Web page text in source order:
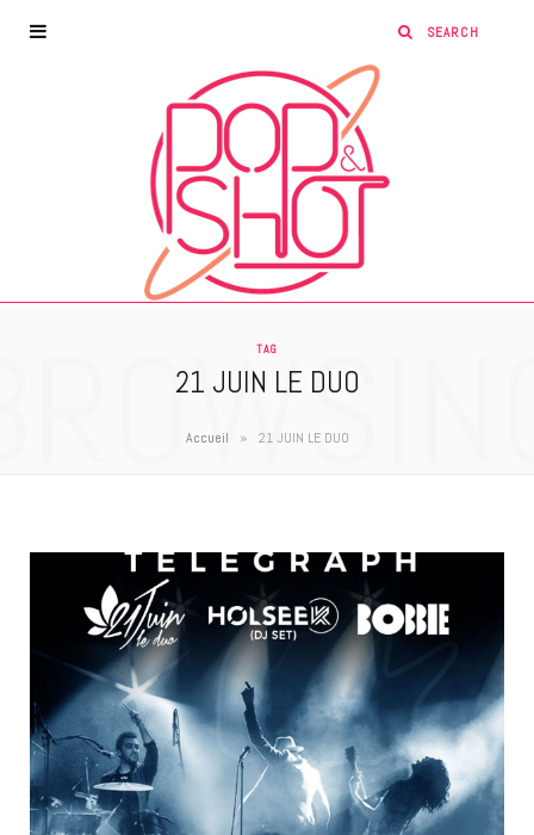
TAG
21 JUIN LE DUO
Accueil » 21 JUIN LE DUO